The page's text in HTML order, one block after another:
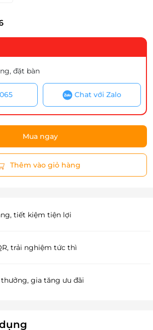
đặt bàn
Chat với Zalo
Mua ngay
Thêm vào giỏ hàng
tiết kiệm tiện lợi
trải nghiệm tức thì
gia tăng ưu đãi